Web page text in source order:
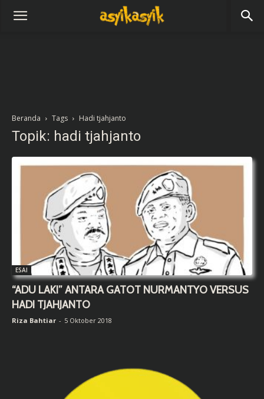
Beranda Tags Hadi tjahjanto
Topik: hadi tjahjanto
ESAI
“ADU LAKI” ANTARA GATOT NURMANTYO VERSUS
HADI TJAHJANTO
Riza Bahtiar - 5 Oktober 2018